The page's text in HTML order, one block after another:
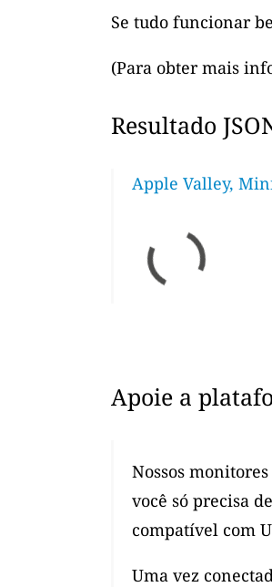
Se tudo funcionar
(Para obter mais
Resultado
Apple Valley,
Apoie a
Nossos
você só precisa
compatível com
Uma vez